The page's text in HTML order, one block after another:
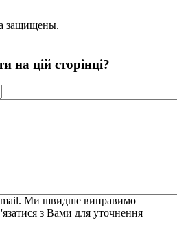
защищены.
цій сторінці?
mail. Ми швидше виправимо
з Вами для уточнення